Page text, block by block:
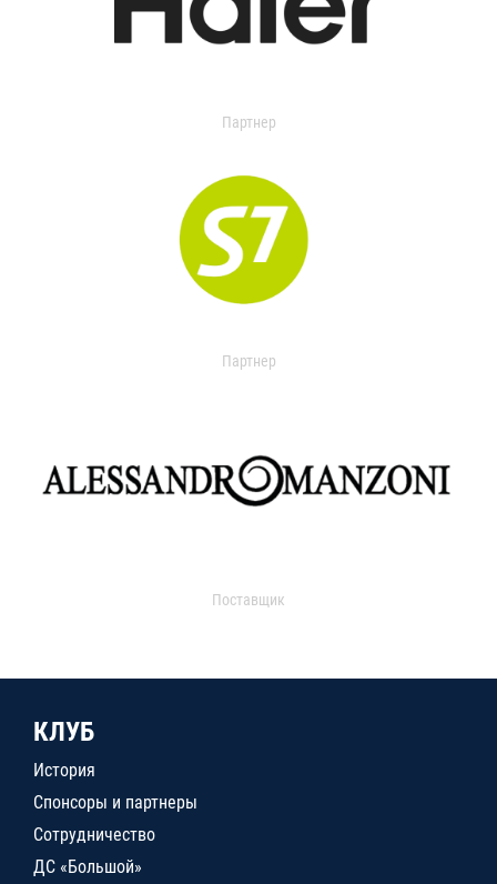
Партнер
Партнер
Поставщик
КЛУБ
История
Спонсоры и партнеры
Сотрудничество
ДС «Большой»